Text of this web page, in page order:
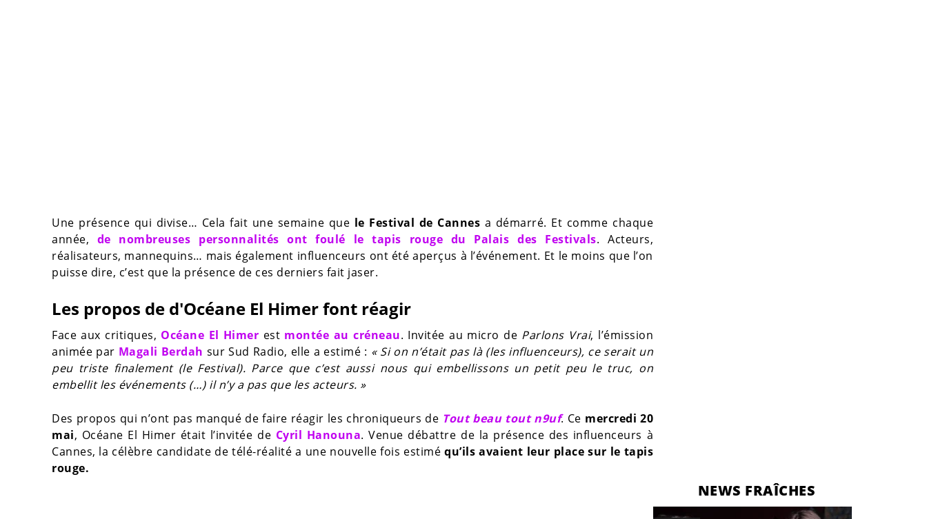
Une présence qui divise… Cela fait une semaine que le Festival de Cannes a démarré. Et comme chaque
année, de nombreuses personnalités ont foulé le tapis rouge du Palais des Festivals. Acteurs,
réalisateurs, mannequins… mais également influenceurs ont été aperçus à l’événement. Et le moins que l’on
puisse dire, c’est que la présence de ces derniers fait jaser.
Les propos de d'Océane El Himer font réagir
Face aux critiques, Océane El Himer est montée au créneau. Invitée au micro de Parlons Vrai, l’émission
animée par Magali Berdah sur Sud Radio, elle a estimé : « Si on n’était pas là (les influenceurs), ce serait un
peu triste finalement (le Festival). Parce que c’est aussi nous qui embellissons un petit peu le truc, on
embellit les événements (…) il n’y a pas que les acteurs. »
Des propos qui n’ont pas manqué de faire réagir les chroniqueurs de Tout beau tout n9uf. Ce mercredi 20
mai, Océane El Himer était l’invitée de Cyril Hanouna. Venue débattre de la présence des influenceurs à
Cannes, la célèbre candidate de télé-réalité a une nouvelle fois estimé qu’ils avaient leur place sur le tapis
rouge.
NEWS FRAÎCHES